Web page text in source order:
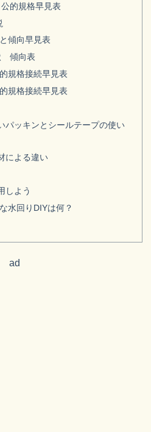
的規格早見表
傾向早見表
傾向表
格接続早見表
格接続早見表
ッキンとシールテープの使い
による違い
しよう
水回りDIYは何？
ad